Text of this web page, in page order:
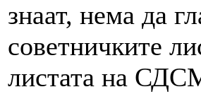
знаат, нема да
советничките
листата на